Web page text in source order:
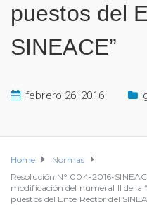
puestos del
SINEACE”
febrero 26, 2016
Home
Normas
Resolución N° 004-2016-
modificación del numeral II de la
puestos del Ente Rector del